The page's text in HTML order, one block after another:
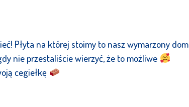
Płyta na której stoimy to nasz wymarzony dom
nie przestaliście wierzyć, że to możliwe
cegiełkę